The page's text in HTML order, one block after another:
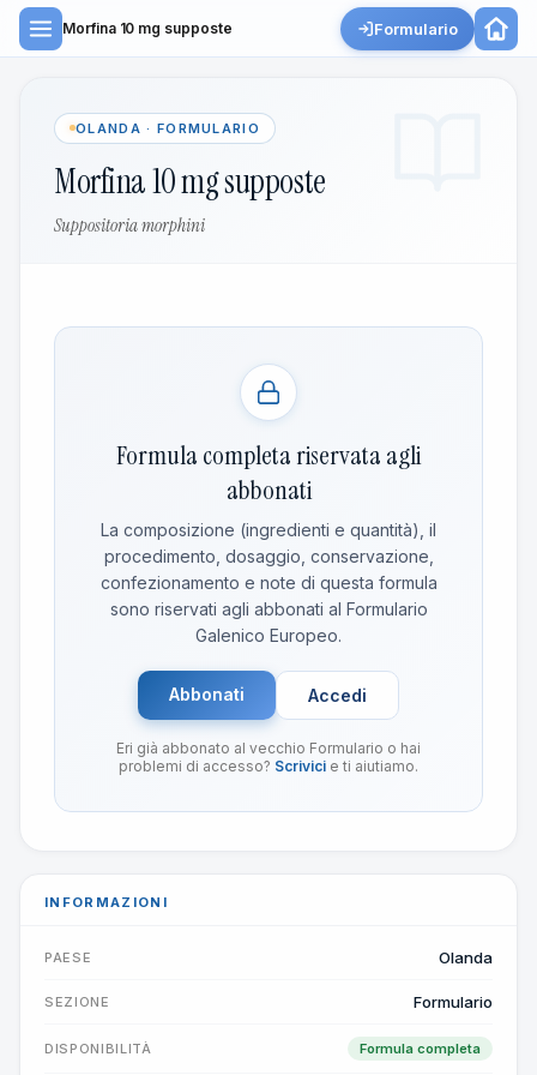
Morfina 10 mg supposte Formulario
OLANDA · FORMULARIO
Morfina 10 mg supposte
Suppositoria morphini
Formula completa riservata agli
abbonati
La composizione (ingredienti e quantità), il
procedimento, dosaggio, conservazione,
confezionamento e note di questa formula
sono riservati agli abbonati al Formulario
Galenico Europeo.
Abbonati Accedi
Eri già abbonato al vecchio Formulario o hai
problemi di accesso? Scrivici e ti aiutiamo.
INFORMAZIONI
PAESE Olanda
SEZIONE Formulario
DISPONIBILITÀ Formula completa